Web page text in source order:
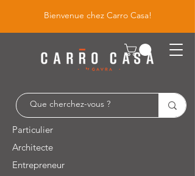
Bienvenue chez Carro Casa!
Particulier
Architecte
Entrepreneur